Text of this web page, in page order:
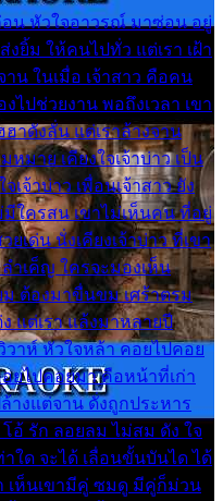
อน หัวใจอาวรณ์ มาซ่อน อยู่
ยิ้ม ให้คนไปทั่ว แต่เรา เฝ้า
าน ในเมื่อ เจ้าสาว คือคน
ไปช่วยงาน พอถึงเวลา เขา
าดังลั่น แต่เราล้างจาน
มาย เคียงใจเจ้าบ่าว เป็น
จ้าบ่าว เพื่อนเจ้าสาว ยัง
ใครสน เขาไม่เห็นคน ที่อยู่
เด่น นั่งเคียงเจ้าบ่าว ที่เขา
ลำเค็ญ ใครจะมองเห็น
ม ต้องมาขื่นขม เศร้าตรม
แต่เรา แล้งมาหลายปี
าห์ หัวใจหล้า คอยไปคอย
ยไปคอยมา คือหน้าที่เก่า
างแต่จาน ดั่งถูกประหาร
อ้ รัก ลอยลม ไม่สม ดัง ใจ
ใด จะได้ เลื่อนขั้นบันได ได้
เห็นเขามีคู่ ซมดู มีคู่ก็ม่วน